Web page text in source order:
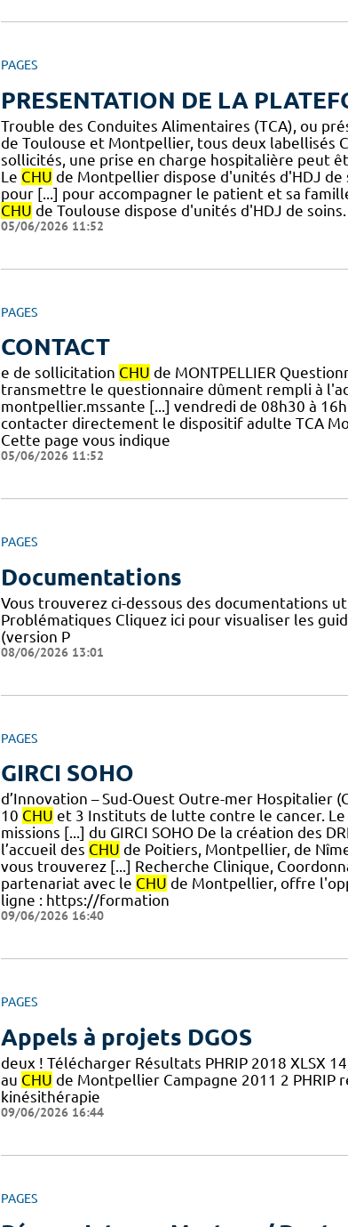
PAGES
PRESENTATION DE LA
Trouble des Conduites Alimentaires (TCA), ou
de Toulouse et Montpellier, tous deux labellisés
sollicités, une prise en charge hospitalière peut
Le CHU de Montpellier dispose d'unités d'HDJ
pour [...] pour accompagner le patient et sa
CHU de Toulouse dispose d'unités d'HDJ de
05/06/2026 11:52
PAGES
CONTACT
e de sollicitation CHU de MONTPELLIER
transmettre le questionnaire dûment rempli à
montpellier.mssante [...] vendredi de 08h30 à
contacter directement le dispositif adulte TCA
Cette page vous indique
05/06/2026 11:52
PAGES
Documentations
Vous trouverez ci-dessous des documentations
Problématiques Cliquez ici pour visualiser les
(version P
08/06/2026 13:01
PAGES
GIRCI SOHO
d’Innovation – Sud-Ouest Outre-mer Hospitalier
10 CHU et 3 Instituts de lutte contre le cancer. Le
missions [...] du GIRCI SOHO De la création des
l’accueil des CHU de Poitiers, Montpellier, de
vous trouverez [...] Recherche Clinique,
partenariat avec le CHU de Montpellier, offre
ligne : https://formation
09/06/2026 16:40
PAGES
Appels à projets DGOS
deux ! Télécharger Résultats PHRIP 2018 XLSX
au CHU de Montpellier Campagne 2011 2 PHRIP
kinésithérapie
09/06/2026 16:44
PAGES